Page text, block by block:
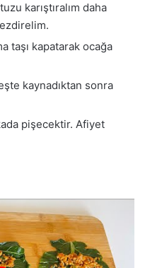
karıştıralım daha
taşı kapatarak ocağa
kaynadıktan sonra
pişecektir. Afiyet